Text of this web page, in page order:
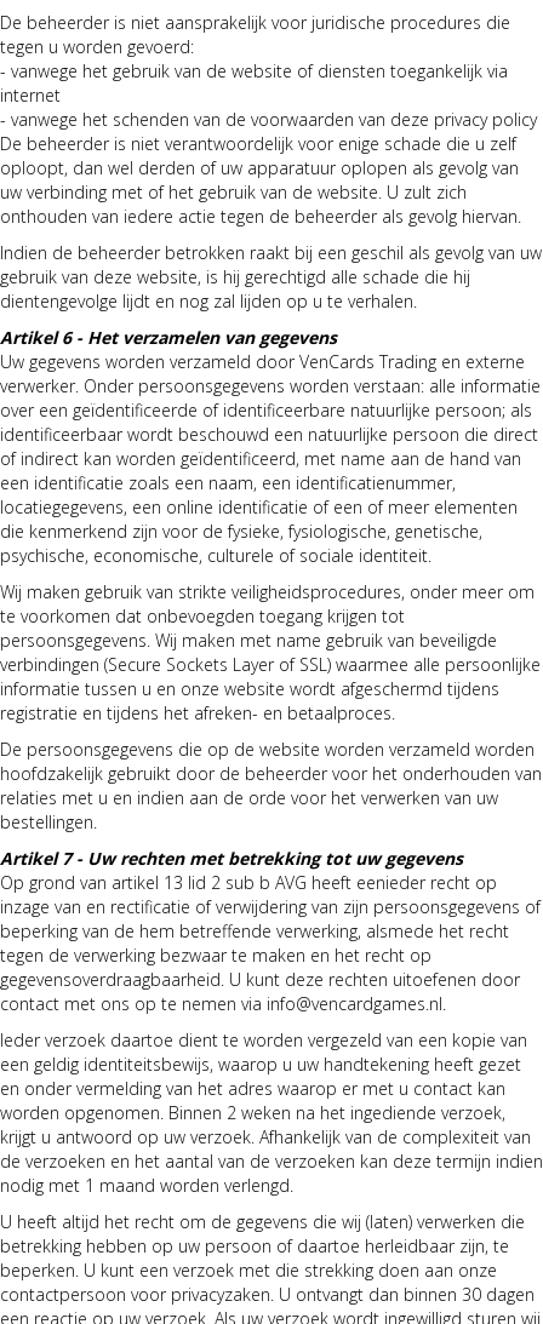
De beheerder is niet aansprakelijk voor juridische procedures die
tegen u worden gevoerd:
- vanwege het gebruik van de website of diensten toegankelijk via
internet
- vanwege het schenden van de voorwaarden van deze privacy policy
De beheerder is niet verantwoordelijk voor enige schade die u zelf
oploopt, dan wel derden of uw apparatuur oplopen als gevolg van
uw verbinding met of het gebruik van de website. U zult zich
onthouden van iedere actie tegen de beheerder als gevolg hiervan.
Indien de beheerder betrokken raakt bij een geschil als gevolg van uw
gebruik van deze website, is hij gerechtigd alle schade die hij
dientengevolge lijdt en nog zal lijden op u te verhalen.
Artikel 6 - Het verzamelen van gegevens
Uw gegevens worden verzameld door VenCards Trading en externe
verwerker. Onder persoonsgegevens worden verstaan: alle informatie
over een geïdentificeerde of identificeerbare natuurlijke persoon; als
identificeerbaar wordt beschouwd een natuurlijke persoon die direct
of indirect kan worden geïdentificeerd, met name aan de hand van
een identificatie zoals een naam, een identificatienummer,
locatiegegevens, een online identificatie of een of meer elementen
die kenmerkend zijn voor de fysieke, fysiologische, genetische,
psychische, economische, culturele of sociale identiteit.
Wij maken gebruik van strikte veiligheidsprocedures, onder meer om
te voorkomen dat onbevoegden toegang krijgen tot
persoonsgegevens. Wij maken met name gebruik van beveiligde
verbindingen (Secure Sockets Layer of SSL) waarmee alle persoonlijke
informatie tussen u en onze website wordt afgeschermd tijdens
registratie en tijdens het afreken- en betaalproces.
De persoonsgegevens die op de website worden verzameld worden
hoofdzakelijk gebruikt door de beheerder voor het onderhouden van
relaties met u en indien aan de orde voor het verwerken van uw
bestellingen.
Artikel 7 - Uw rechten met betrekking tot uw gegevens
Op grond van artikel 13 lid 2 sub b AVG heeft eenieder recht op
inzage van en rectificatie of verwijdering van zijn persoonsgegevens of
beperking van de hem betreffende verwerking, alsmede het recht
tegen de verwerking bezwaar te maken en het recht op
gegevensoverdraagbaarheid. U kunt deze rechten uitoefenen door
contact met ons op te nemen via info@vencardgames.nl.
Ieder verzoek daartoe dient te worden vergezeld van een kopie van
een geldig identiteitsbewijs, waarop u uw handtekening heeft gezet
en onder vermelding van het adres waarop er met u contact kan
worden opgenomen. Binnen 2 weken na het ingediende verzoek,
krijgt u antwoord op uw verzoek. Afhankelijk van de complexiteit van
de verzoeken en het aantal van de verzoeken kan deze termijn indien
nodig met 1 maand worden verlengd.
U heeft altijd het recht om de gegevens die wij (laten) verwerken die
betrekking hebben op uw persoon of daartoe herleidbaar zijn, te
beperken. U kunt een verzoek met die strekking doen aan onze
contactpersoon voor privacyzaken. U ontvangt dan binnen 30 dagen
een reactie op uw verzoek. Als uw verzoek wordt ingewilligd sturen wij